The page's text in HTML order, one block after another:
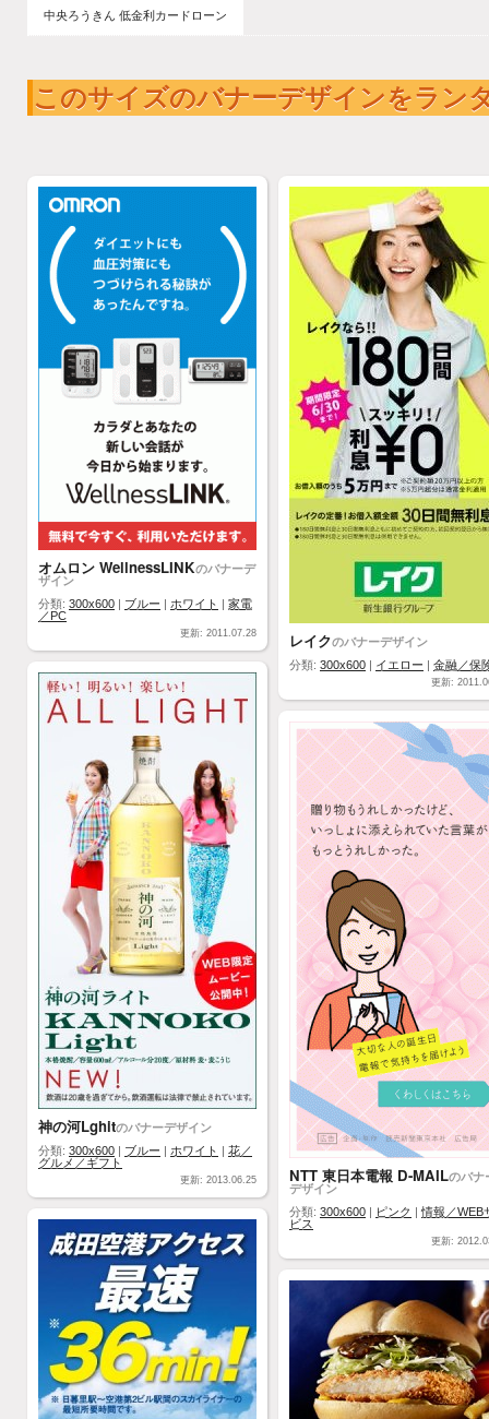
中央ろうきん 低金利カードローン
このサイズのバナーデザインをラン
オムロン WellnessLINKのバナーデ
ザイン
分類: 300x600 | ブルー | ホワイト | 家電
／PC
更新: 2011.07.28 レイクのバナーデザイン
分類: 300x600 | イエロー | 金融／保
更新:
神の河Lghitのバナーデザイン
分類: 300x600 | ブルー | ホワイト | 花／
グルメ／ギフト
更新: 2013.06.25 NTT 東日本電報 D-MAILのバナ
デザイン
分類: 300x600 | ピンク |情報／WEB
ビス
更新: